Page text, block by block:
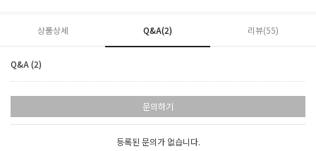
상품상세 Q&A(2) 리뷰(55)
Q&A (2)
문의하기
등록된 문의가 없습니다.